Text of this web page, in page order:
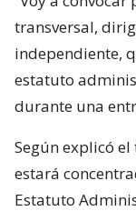
transversal,
independiente,
estatuto
durante una
Según explicó
estará
Estatuto